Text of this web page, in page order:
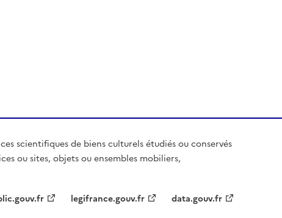
scientifiques de biens culturels étudiés ou conservés
ou sites, objets ou ensembles mobiliers,
legifrance.gouv.fr data.gouv.fr